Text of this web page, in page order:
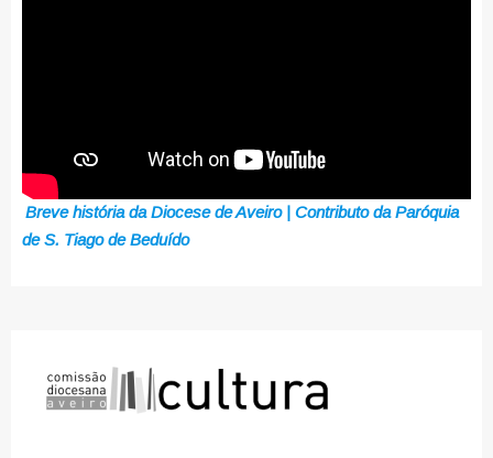
Breve história da Diocese de Aveiro | Contributo da Paróquia
de S. Tiago de Beduído